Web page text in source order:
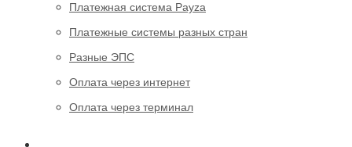
Платежная система Payza
Платежные системы разных стран
Разные ЭПС
Оплата через интернет
Оплата через терминал